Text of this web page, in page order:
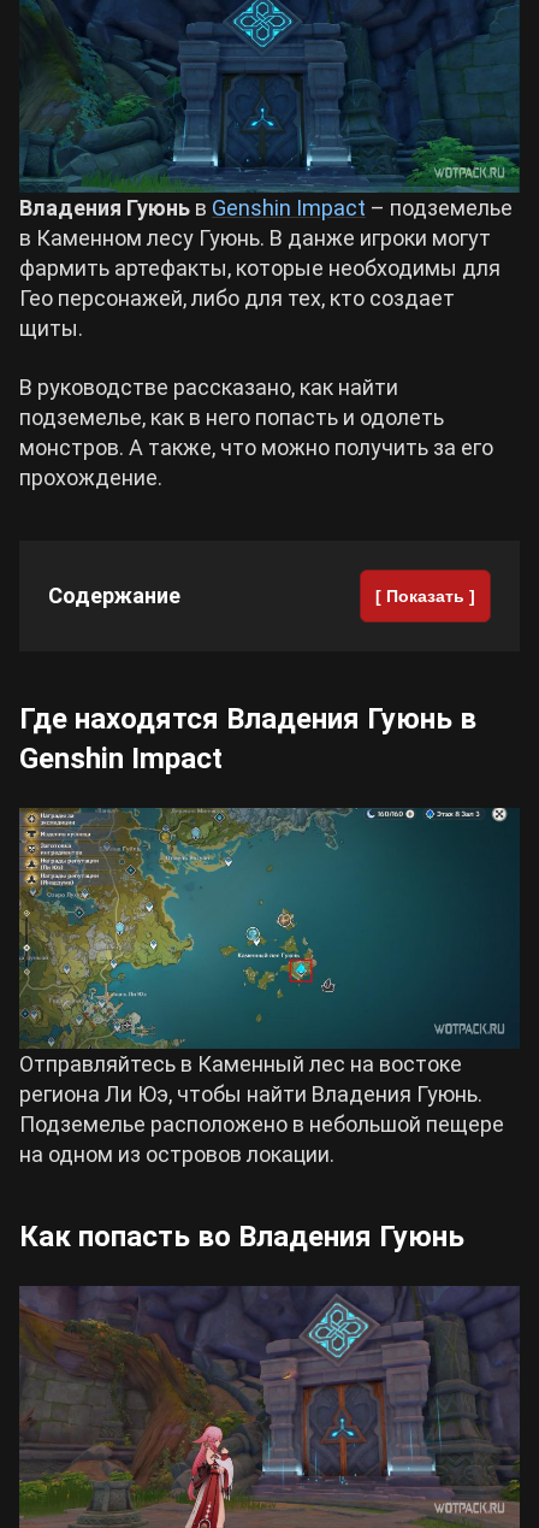
Crimson Desert
Zenless Zone Zero
Kingdom Come: Deliverance 2
Path of Exile 2
Roblox
Cyberpunk 2077
Билды Arknights: Endfield
Билды Wuthering Waves
Билды Cyberpunk 2077
Билды Path of Exile 2
Владения Гуюнь в Genshin Impact – подземелье
в Каменном лесу Гуюнь. В данже игроки могут
фармить артефакты, которые необходимы для
Гео персонажей, либо для тех, кто создает
щиты.
В руководстве рассказано, как найти
подземелье, как в него попасть и одолеть
монстров. А также, что можно получить за его
прохождение.
Содержание [ Показать ]
Где находятся Владения Гуюнь в
Genshin Impact
Отправляйтесь в Каменный лес на востоке
региона Ли Юэ, чтобы найти Владения Гуюнь.
Подземелье расположено в небольшой пещере
на одном из островов локации.
Как попасть во Владения Гуюнь